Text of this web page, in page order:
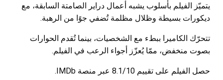
يتميّز الفيلم بأسلوب يشبه أعمال دراير الصامتة السابقة، مع
ديكورات بسيطة وظلال مظلمة تُضفي جوًا من الرهبة.
تتحرّك الكاميرا ببطء مع الشخصيات، بينما تُقدم الحوارات
بصوت منخفض، ممّا يُعزّز أجواء الرعب في الفيلم.
حصل الفيلم على تقييم 8.1/10 عبر منصة IMDb.